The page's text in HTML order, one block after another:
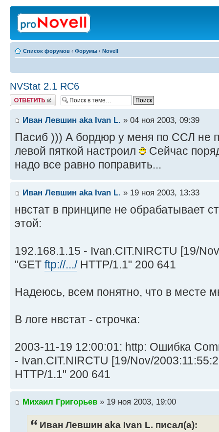
Список форумов ‹ Форумы ‹ Novell
NVStat 2.1 RC6
Ответить
Иван Левшин aka Ivan L. » 04 ноя 2003, 09:39
Пасиб ))) А бордюр у меня по ССЛ не
левой пяткой настроил
Сейчас
надо все равно поправить...
Иван Левшин aka Ivan L. » 19 ноя 2003, 13:33
нвстат в принципе не обрабатывает
этой:
192.168.1.15 - Ivan.CIT.NIRCTU [19/
"GET ftp://.../HTTP/1.1" 200 641
Надеюсь, всем понятно, что в месте
В логе нвстат - строчка:
2003-11-19 12:00:01: http: Ошибка
- Ivan.CIT.NIRCTU [19/Nov/
HTTP/1.1" 200 641
Михаил Григорьев » 19 ноя 2003, 19:00
Иван Левшин aka Ivan L. писал(а):